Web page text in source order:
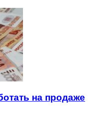
на продаже